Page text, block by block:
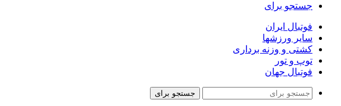
جستجو برای
فوتبال ایران
سایر ورزشها
کشتی و وزنه برداری
توپ و تور
فوتبال جهان
جستجو برای